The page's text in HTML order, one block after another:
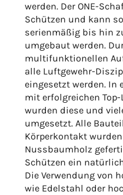
werden. Der ONE-
Schützen und kann
serienmäßig bis hin
umgebaut werden.
multifunktionellen
alle Luftgewehr-
eingesetzt werden. In
mit erfolgreichen
wurden diese und
umgesetzt. Alle
Körperkontakt
Nussbaumholz
Schützen ein
Die Verwendung von
wie Edelstahl oder